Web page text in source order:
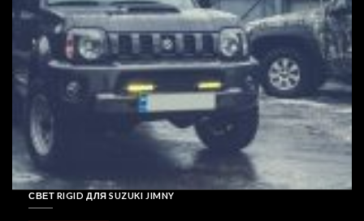
СВЕТ RIGID ДЛЯ SUZUKI JIMNY